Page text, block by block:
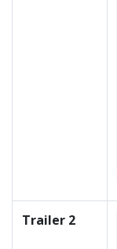
Trailer 2